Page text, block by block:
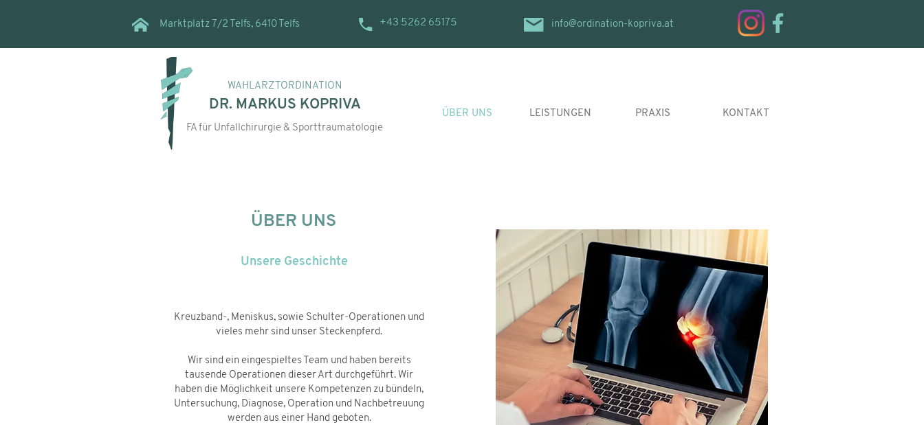
Marktplatz 7/2 Telfs, 6410 Telfs +43 5262 65175 info@ordination-kopriva.at
WAHLARZTORDINATION
DR. MARKUS KOPRIVA
FA für Unfallchirurgie & Sporttraumatologie
ÜBER UNS LEISTUNGEN PRAXIS KONTAKT
ÜBER UNS
Unsere Geschichte
Kreuzband-, Meniskus, sowie Schulter-Operationen und
vieles mehr sind unser Steckenpferd.
Wir sind ein eingespieltes Team und haben bereits
tausende Operationen dieser Art durchgeführt. Wir
haben die Möglichkeit unsere Kompetenzen zu bündeln,
Untersuchung, Diagnose, Operation und Nachbetreuung
werden aus einer Hand geboten.